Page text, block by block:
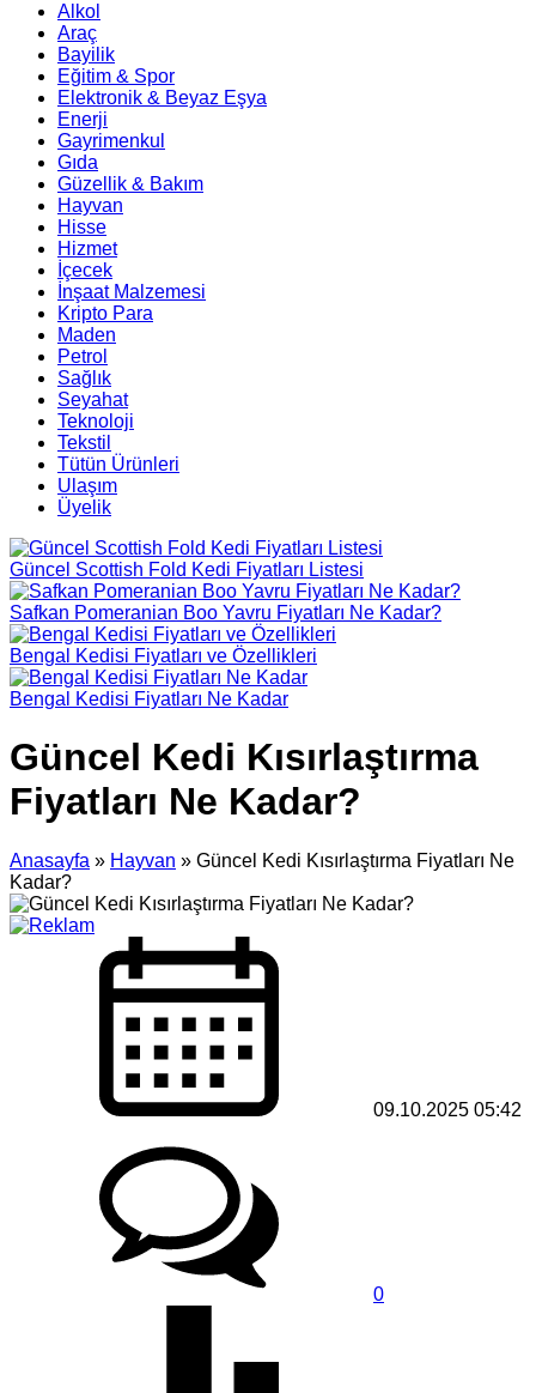
Alkol
Araç
Bayilik
Eğitim & Spor
Elektronik & Beyaz Eşya
Enerji
Gayrimenkul
Gıda
Güzellik & Bakım
Hayvan
Hisse
Hizmet
İçecek
İnşaat Malzemesi
Kripto Para
Maden
Petrol
Sağlık
Seyahat
Teknoloji
Tekstil
Tütün Ürünleri
Ulaşım
Üyelik
Güncel Scottish Fold Kedi Fiyatları Listesi
Safkan Pomeranian Boo Yavru Fiyatları Ne Kadar?
Bengal Kedisi Fiyatları ve Özellikleri
Bengal Kedisi Fiyatları Ne Kadar
Güncel Kedi Kısırlaştırma
Fiyatları Ne Kadar?
Anasayfa » Hayvan » Güncel Kedi Kısırlaştırma Fiyatları Ne
Kadar?
09.10.2025 05:42
0